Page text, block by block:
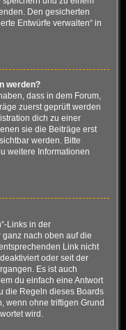
Den gesicherten
Entwürfe verwalten“ in
werden?
dass in dem Forum,
zuerst geprüft werden
dich zu einer
sie die Beiträge erst
werden. Bitte
weitere Informationen
Links in der
nach oben auf die
Link nicht
oder seit der
Es ist auch
du einfach eine Antwort
die Regeln dieses Boards
wenn ohne triftigen Grund
wird.